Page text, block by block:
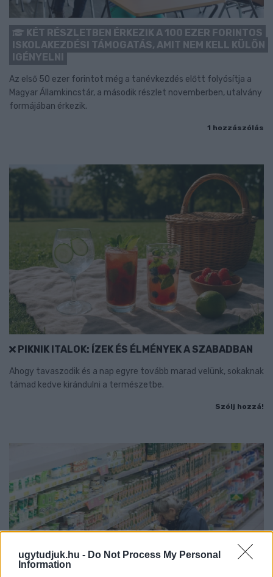
ugytudjuk.hu - Do Not Process My Personal
Information
KÉT RÉSZLETBEN ÉRKEZIK A 100 EZER FORINTOS
ISKOLAKEZDÉSI TÁMOGATÁS, AMIT NEM KELL KÜLÖN
IGÉNYELNI
Az első 50 ezer forintot még a tanévkezdés előtt folyósítja a
Magyar Államkincstár, a második részlet novemberben, utalvány
formájában érkezik.
1 hozzászólás
PIKNIK ITALOK: ÍZEK ÉS ÉLMÉNYEK A SZABADBAN
Ahogy tavaszodik és a nap egyre tovább marad velünk, sokaknak
támad kedve kirándulni a természetbe.
Szólj hozzá!